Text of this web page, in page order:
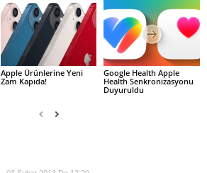
Apple Ürünlerine Yeni
Zam Kapıda!
Google Health Apple
Health Senkronizasyonu
Duyuruldu